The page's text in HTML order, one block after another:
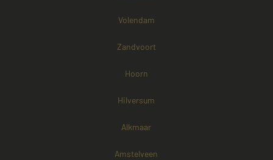
Volendam
Zandvoort
Hoorn
Hilversum
Alkmaar
Amstelveen